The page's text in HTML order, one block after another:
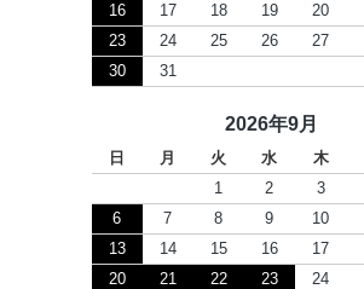
16
17 18 19 20
23
24 25 26 27
30
31
2026年9月
日 月 火 水 木
1
2 3
6
7 8 9 10
13
14 15 16 17
20
21 22 23 24